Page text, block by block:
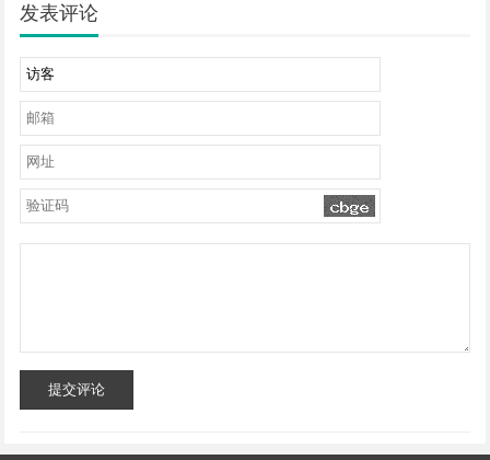
发表评论
提交评论